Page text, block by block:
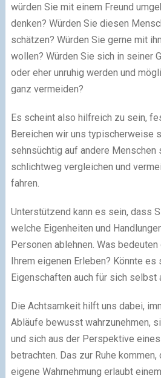
würden Sie mit einem Freund
denken? Würden Sie diesen
schätzen? Würden Sie gerne mit
wollen? Würden Sie sich in seiner
oder eher unruhig werden und
ganz vermeiden?
Es scheint also hilfreich zu sein,
Bereichen wir uns typischerweise
sehnsüchtig auf andere Menschen
schlichtweg vergleichen und
fahren.
Unterstützend kann es sein, dass
welche Eigenheiten und
Personen ablehnen. Was
Ihrem eigenen Erleben? Könnte
Eigenschaften auch für sich selbst
Die Achtsamkeit hilft uns dabei,
Abläufe bewusst wahrzunehmen,
und sich aus der Perspektive
betrachten. Das zur Ruhe
eigene Wahrnehmung erlaubt